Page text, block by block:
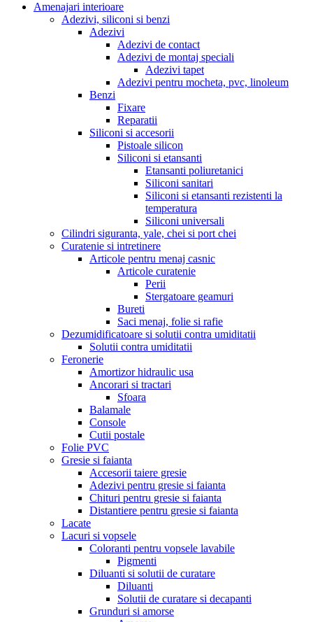
Amenajari interioare
Adezivi, siliconi si benzi
Adezivi
Adezivi de contact
Adezivi de montaj speciali
Adezivi tapet
Adezivi pentru mocheta, pvc, linoleum
Benzi
Fixare
Reparatii
Siliconi si accesorii
Pistoale silicon
Siliconi si etansanti
Etansanti poliuretanici
Siliconi sanitari
Siliconi si etansanti rezistenti la
temperatura
Siliconi universali
Cilindri siguranta, yale, chei si port chei
Curatenie si intretinere
Articole pentru menaj casnic
Articole curatenie
Perii
Stergatoare geamuri
Bureti
Saci menaj, folie si rafie
Dezumidificatoare si solutii contra umiditatii
Solutii contra umiditatii
Feronerie
Amortizor hidraulic usa
Ancorari si tractari
Sfoara
Balamale
Console
Cutii postale
Folie PVC
Gresie si faianta
Accesorii taiere gresie
Adezivi pentru gresie si faianta
Chituri pentru gresie si faianta
Distantiere pentru gresie si faianta
Lacate
Lacuri si vopsele
Coloranti pentru vopsele lavabile
Pigmenti
Diluanti si solutii de curatare
Diluanti
Solutii de curatare si decapanti
Grunduri si amorse